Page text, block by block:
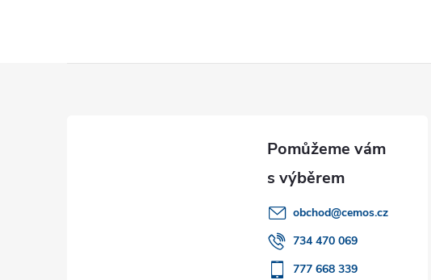
obchod@cemos.cz
734 470 069
777 668 339